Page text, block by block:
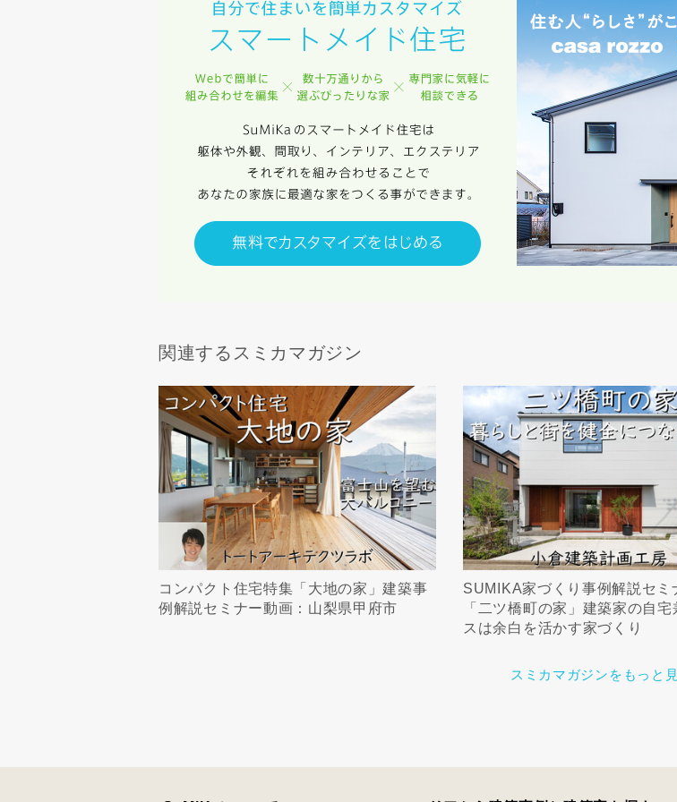
関連するスミカマガジン
コンパクト住宅特集「大地の家」建築事
例解説セミナー動画：山梨県甲府市
SUMIKA家づくり事例解説セミ
「二ツ橋町の家」建築家の自宅
スは余白を活かす家づくり
スミカマガジンをもっと
当社は、本サービス又は利用契約に関し，お客様に発生した損害
任、その他の法律上の請求原因の如何を問わず賠償の責任を負わ
当社は、お客様が本サービスを利用することにより第三者との間
ないものとします。